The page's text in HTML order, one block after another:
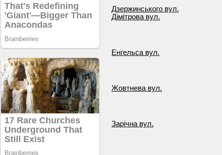
Дзержинського вул.
Дімітрова вул.
Енгельса вул.
Жовтнева вул.
Зарічна вул.